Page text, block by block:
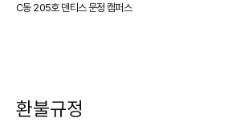
C동 205호 덴티스 문정 캠퍼스
환불규정